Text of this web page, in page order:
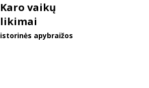
Karo vaikų
likimai
istorinės apybraižos